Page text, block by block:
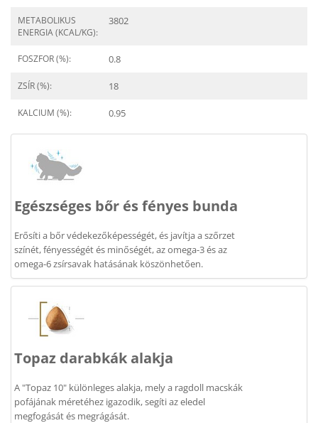
METABOLIKUS
ENERGIA (KCAL/KG):
3802
FOSZFOR (%): 0.8
ZSÍR (%): 18
KALCIUM (%): 0.95
Egészséges bőr és fényes bunda
Erősíti a bőr védekezőképességét, és javítja a szőrzet
színét, fényességét és minőségét, az omega-3 és az
omega-6 zsírsavak hatásának köszönhetően.
Topaz darabkák alakja
A "Topaz 10" különleges alakja, mely a ragdoll macskák
pofájának méretéhez igazodik, segíti az eledel
megfogását és megrágását.